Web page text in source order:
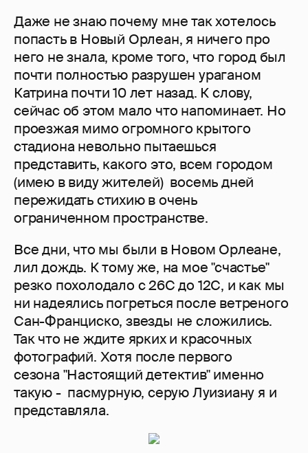
Даже не знаю почему мне так хотелось
попасть в Новый Орлеан, я ничего про
него не знала, кроме того, что город был
почти полностью разрушен ураганом
Катрина почти 10 лет назад. К слову,
сейчас об этом мало что напоминает. Но
проезжая мимо огромного крытого
стадиона невольно пытаешься
представить, какого это, всем городом
(имею в виду жителей) восемь дней
пережидать стихию в очень
ограниченном пространстве.
Все дни, что мы были в Новом Орлеане,
лил дождь. К тому же, на мое "счастье"
резко похолодало с 26С до 12С, и как мы
ни надеялись погреться после ветреного
Сан-Франциско, звезды не сложились.
Так что не ждите ярких и красочных
фотографий. Хотя после первого
сезона "Настоящий детектив" именно
такую - пасмурную, серую Луизиану я и
представляла.